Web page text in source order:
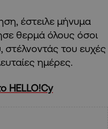
έστειλε μήνυμα
θερμά όλους όσοι
του ευχές
ημέρες.
HELLO!Cy